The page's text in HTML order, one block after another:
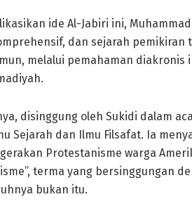
ide Al-Jabiri ini,
dan sejarah pemikiran
melalui pemahaman
disinggung oleh Sukidi dalam
Sejarah dan Ilmu Filsafat. Ia
Protestanisme warga
terma yang bersinggungan
bukan itu.